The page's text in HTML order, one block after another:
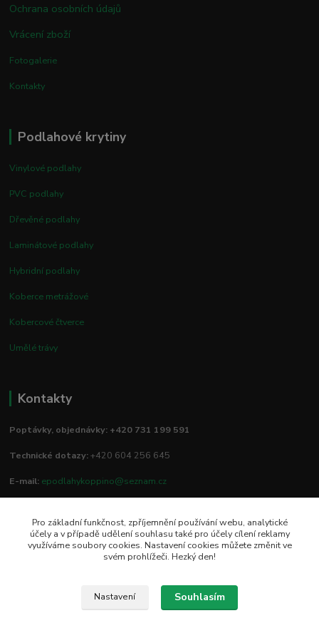
Ochrana osobních údajů
Vrácení zboží
Fotogalerie
Kontakty
Podlahové krytiny
Vinylové podlahy
PVC podlahy
Dřevěné podlahy
Laminátové podlahy
Hybridní podlahy
Koberce metrážové
Kobercové čtverce
Umělé trávy
Kontakty
Poptávky, objednávky: +420 731 199 591
Technické dotazy:+420 604 256 645
E-mail: epodlahykoppino@seznam.cz
Prodejna/vzorkovna:
Studio Podlah
Mírové náměstí 16/15
Pro základní funkčnost, zpříjemnění používání webu, analytické
účely a v případě udělení souhlasu také pro účely cílení reklamy
využíváme soubory cookies. Nastavení cookies můžete změnit ve
svém prohlížeči. Hezký den!
Nastavení Souhlasím